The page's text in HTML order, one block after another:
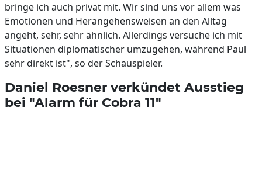
bringe ich auch privat mit. Wir sind uns vor allem was
Emotionen und Herangehensweisen an den Alltag
angeht, sehr, sehr ähnlich. Allerdings versuche ich mit
Situationen diplomatischer umzugehen, während Paul
sehr direkt ist", so der Schauspieler.
Daniel Roesner verkündet Ausstieg
bei "Alarm für Cobra 11"